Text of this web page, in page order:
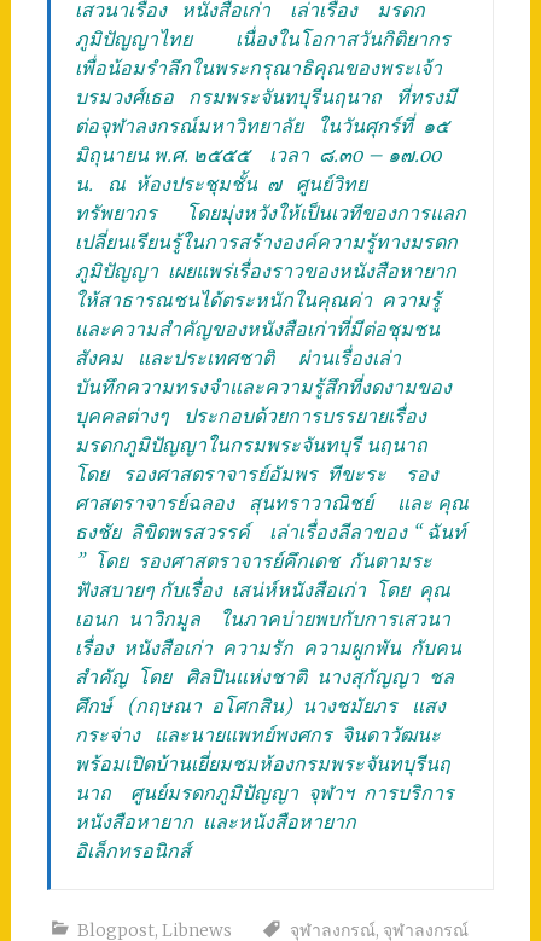
เสวนาเรื่อง หนังสือเก่า เล่าเรื่อง มรดก
ภูมิปัญญาไทย เนื่องในโอกาสวันกิติยากร
เพื่อน้อมรำลึกในพระกรุณาธิคุณของพระเจ้า
บรมวงศ์เธอ กรมพระจันทบุรีนฤนาถ ที่ทรงมี
ต่อจุฬาลงกรณ์มหาวิทยาลัย ในวันศุกร์ที่ ๑๕
มิถุนายน พ.ศ. ๒๕๕๕ เวลา ๘.๓o – ๑๗.oo
น. ณ ห้องประชุมชั้น ๗ ศูนย์วิทย
ทรัพยากร โดยมุ่งหวังให้เป็นเวทีของการแลก
เปลี่ยนเรียนรู้ในการสร้างองค์ความรู้ทางมรดก
ภูมิปัญญา เผยแพร่เรื่องราวของหนังสือหายาก
ให้สาธารณชนได้ตระหนักในคุณค่า ความรู้
และความสำคัญของหนังสือเก่าที่มีต่อชุมชน
สังคม และประเทศชาติ ผ่านเรื่องเล่า
บันทึกความทรงจำและความรู้สึกที่งดงามของ
บุคคลต่างๆ ประกอบด้วยการบรรยายเรื่อง
มรดกภูมิปัญญาในกรมพระจันทบุรี นฤนาถ
โดย รองศาสตราจารย์อัมพร ทีขะระ รอง
ศาสตราจารย์ฉลอง สุนทราวาณิชย์ และ คุณ
ธงชัย ลิขิตพรสวรรค์ เล่าเรื่องลีลาของ “ ฉันท์
” โดย รองศาสตราจารย์คึกเดช กันตามระ
ฟังสบายๆ กับเรื่อง เสน่ห์หนังสือเก่า โดย คุณ
เอนก นาวิกมูล ในภาคบ่ายพบกับการเสวนา
เรื่อง หนังสือเก่า ความรัก ความผูกพัน กับคน
สำคัญ โดย ศิลปินแห่งชาติ นางสุกัญญา ชล
ศึกษ์ (กฤษณา อโศกสิน) นางชมัยภร แสง
กระจ่าง และนายแพทย์พงศกร จินดาวัฒนะ
พร้อมเปิดบ้านเยี่ยมชมห้องกรมพระจันทบุรีนฤ
นาถ ศูนย์มรดกภูมิปัญญา จุฬาฯ การบริการ
หนังสือหายาก และหนังสือหายาก
อิเล็กทรอนิกส์
Blogpost, Libnews จุฬาลงกรณ์, จุฬาลงกรณ์